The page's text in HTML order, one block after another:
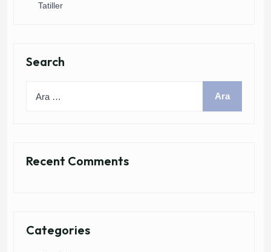
Tatiller
Search
Recent Comments
Categories